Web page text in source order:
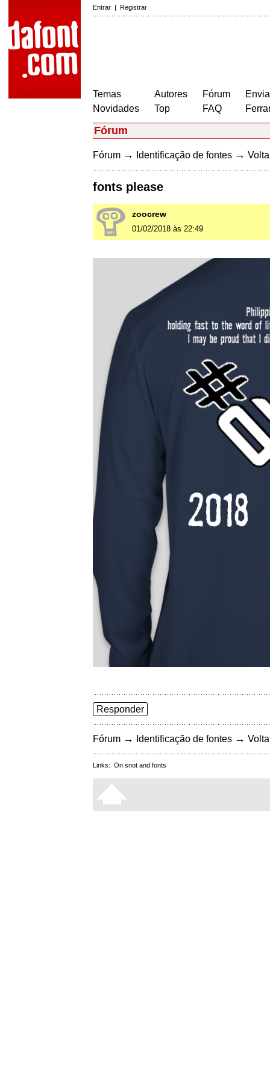
Entrar | Registrar
Temas
Novidades
Autores
Top
Fórum
FAQ
Fórum
Fórum → Identificação de fontes →
fonts please
zoocrew
01/02/2018 às 22:49
Responder
Fórum → Identificação de fontes →
Links: On snot and fonts